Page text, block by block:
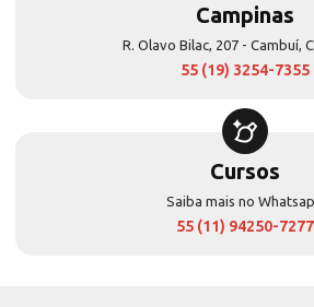
Campinas
R. Olavo Bilac, 207 - Cambuí,
55 (19) 3254-7355
Cursos
Saiba mais no
55 (11) 94250-7277